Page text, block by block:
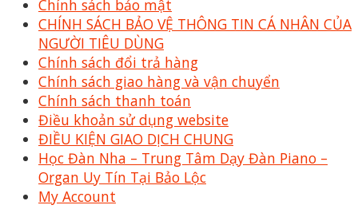
Chính sách bảo mật
CHÍNH SÁCH BẢO VỆ THÔNG TIN CÁ NHÂN CỦA
NGƯỜI TIÊU DÙNG
Chính sách đổi trả hàng
Chính sách giao hàng và vận chuyển
Chính sách thanh toán
Điều khoản sử dụng website
ĐIỀU KIỆN GIAO DỊCH CHUNG
Học Đàn Nha – Trung Tâm Dạy Đàn Piano –
Organ Uy Tín Tại Bảo Lộc
My Account